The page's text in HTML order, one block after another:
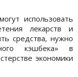
использовать
лекарств и
средства, нужно
кэшбека» в
экономики